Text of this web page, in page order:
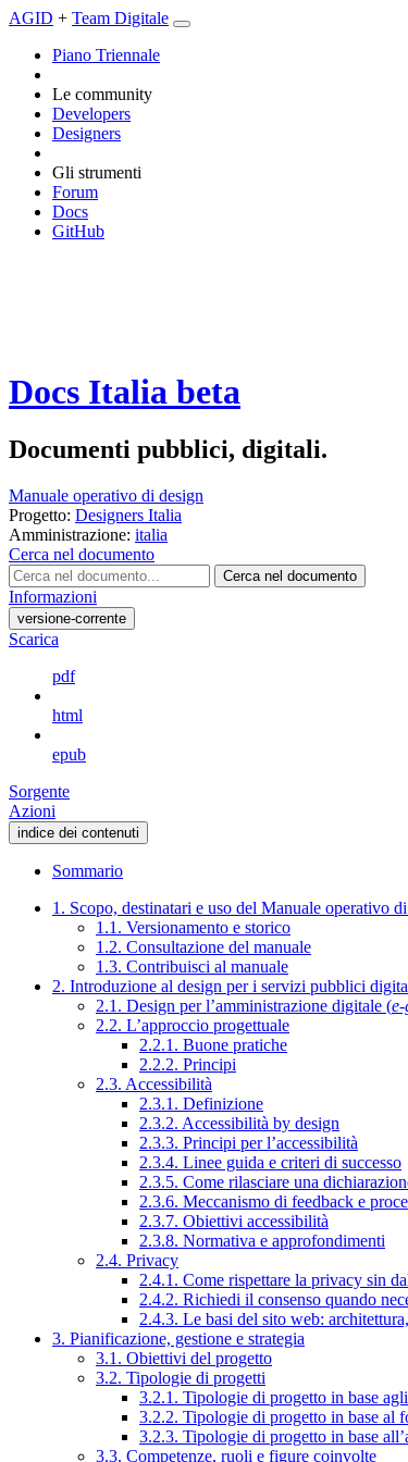
AGID + Team Digitale
Piano Triennale
Le community
Developers
Designers
Gli strumenti
Forum
Docs
GitHub
Docs Italia beta
Documenti pubblici, digitali.
Manuale operativo di design
Progetto: Designers Italia
Amministrazione: italia
Cerca nel documento
Cerca nel documento
Informazioni
versione-corrente
Scarica
pdf
html
epub
Sorgente
Azioni
indice dei contenuti
Sommario
1. Scopo, destinatari e uso del Manuale operativo
1.1. Versionamento e storico
1.2. Consultazione del manuale
1.3. Contribuisci al manuale
2. Introduzione al design per i servizi pubblici
2.1. Design per l’amministrazione digitale (
2.2. L’approccio progettuale
2.2.1. Buone pratiche
2.2.2. Principi
2.3. Accessibilità
2.3.1. Definizione
2.3.2. Accessibilità by design
2.3.3. Principi per l’accessibilità
2.3.4. Linee guida e criteri di successo
2.3.5. Come rilasciare una
2.3.6. Meccanismo di feedback e
2.3.7. Obiettivi accessibilità
2.3.8. Normativa e approfondimenti
2.4. Privacy
2.4.1. Come rispettare la privacy sin
2.4.2. Richiedi il consenso quando
2.4.3. Le basi del sito web:
3. Pianificazione, gestione e strategia
3.1. Obiettivi del progetto
3.2. Tipologie di progetti
3.2.1. Tipologie di progetto in base
3.2.2. Tipologie di progetto in base al
3.2.3. Tipologie di progetto in base
3.3. Competenze, ruoli e figure coinvolte